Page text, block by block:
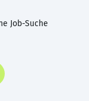
Job-Suche